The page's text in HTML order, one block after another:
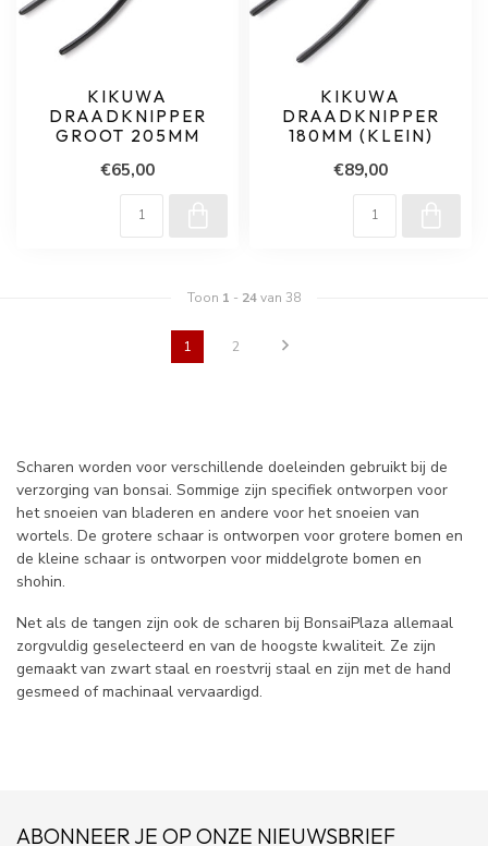
KIKUWA
DRAADKNIPPER
GROOT 205MM
€65,00
KIKUWA
DRAADKNIPPER
180MM (KLEIN)
€89,00
Toon 1 - 24van 38
1 2
Scharen worden voor verschillende doeleinden gebruikt bij de
verzorging van bonsai. Sommige zijn specifiek ontworpen voor
het snoeien van bladeren en andere voor het snoeien van
wortels. De grotere schaar is ontworpen voor grotere bomen en
de kleine schaar is ontworpen voor middelgrote bomen en
shohin.
Net als de tangen zijn ook de scharen bij BonsaiPlaza allemaal
zorgvuldig geselecteerd en van de hoogste kwaliteit. Ze zijn
gemaakt van zwart staal en roestvrij staal en zijn met de hand
gesmeed of machinaal vervaardigd.
ABONNEER JE OP ONZE NIEUWSBRIEF